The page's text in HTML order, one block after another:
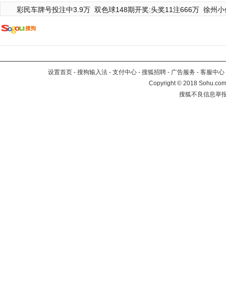
彩民车牌号投注中3.9万 双色球148期开奖:头奖11注666万 徐州
设置首页 - 搜狗输入法 - 支付中心 - 搜狐招聘 - 广告服务 - 客服中心
Copyright©2018
搜狐不良信息举